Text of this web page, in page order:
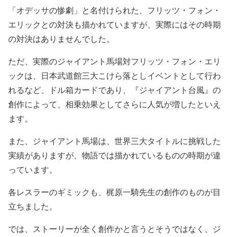
「オデッサの惨劇」と名付けられた、フリッツ・フォン・
エリックとの対決も描かれていますが、実際にはその時期
の対決はありませんでした。
ただ、実際のジャイアント馬場対フリッツ・フォン・エリ
ックは、日本武道館三大こけら落としイベントとして行わ
れるなど、ドル箱カードであり、『ジャイアント台風』の
創作によって、相乗効果としてさらに人気が増したといえ
ます。
また、ジャイアント馬場は、世界三大タイトルに挑戦した
実績がありますが、物語では描かれているものの時期が違
っています。
各レスラーのギミックも、梶原一騎先生の創作のものが目
立ちました。
では、ストーリーが全く創作かと言うとそうではなく、ジ